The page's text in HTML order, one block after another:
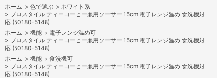
ホーム > 色で選ぶ > ホワイト系
> プロスタイル ティーコーヒー兼用ソーサー 15cm 電子レンジ温め 食洗機対
応 (50180-5148)
ホーム > 機能 > 電子レンジ温め可
> プロスタイル ティーコーヒー兼用ソーサー 15cm 電子レンジ温め 食洗機対
応 (50180-5148)
ホーム > 機能 > 食洗機可
> プロスタイル ティーコーヒー兼用ソーサー 15cm 電子レンジ温め 食洗機対
応 (50180-5148)